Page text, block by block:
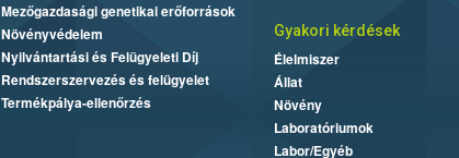
Mezőgazdasági genetikai erőforrások
Növényvédelem
Nyilvántartási és Felügyeleti Díj
Rendszerszervezés és felügyelet
Termékpálya-ellenőrzés
Gyakori kérdések
Élelmiszer
Állat
Növény
Laboratóriumok
Labor/Egyéb